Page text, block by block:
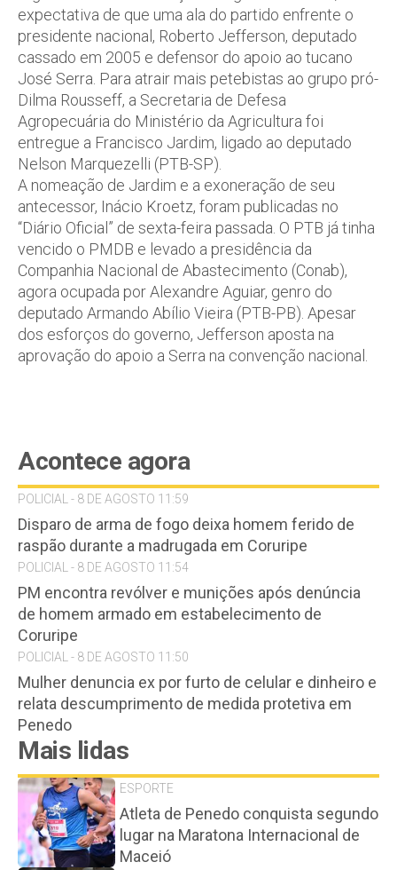
expectativa de que uma ala do partido enfrente o
presidente nacional, Roberto Jefferson, deputado
cassado em 2005 e defensor do apoio ao tucano
José Serra. Para atrair mais petebistas ao grupo pró-
Dilma Rousseff, a Secretaria de Defesa
Agropecuária do Ministério da Agricultura foi
entregue a Francisco Jardim, ligado ao deputado
Nelson Marquezelli (PTB-SP).
A nomeação de Jardim e a exoneração de seu
antecessor, Inácio Kroetz, foram publicadas no
“Diário Oficial” de sexta-feira passada. O PTB já tinha
vencido o PMDB e levado a presidência da
Companhia Nacional de Abastecimento (Conab),
agora ocupada por Alexandre Aguiar, genro do
deputado Armando Abílio Vieira (PTB-PB). Apesar
dos esforços do governo, Jefferson aposta na
aprovação do apoio a Serra na convenção nacional.
Acontece agora
POLICIAL - 8 DE AGOSTO 11:59
Disparo de arma de fogo deixa homem ferido de
raspão durante a madrugada em Coruripe
POLICIAL - 8 DE AGOSTO 11:54
PM encontra revólver e munições após denúncia
de homem armado em estabelecimento de
Coruripe
POLICIAL - 8 DE AGOSTO 11:50
Mulher denuncia ex por furto de celular e dinheiro e
relata descumprimento de medida protetiva em
Penedo
Mais lidas
ESPORTE
Atleta de Penedo conquista segundo
lugar na Maratona Internacional de
Maceió